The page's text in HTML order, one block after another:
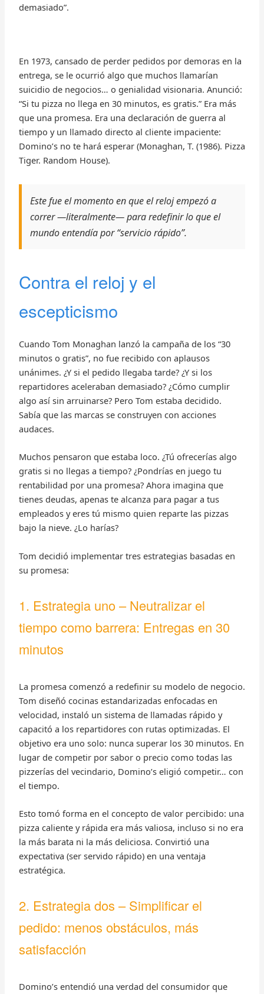
demasiado”.
En 1973, cansado de perder pedidos por demoras en la
entrega, se le ocurrió algo que muchos llamarían
suicidio de negocios… o genialidad visionaria. Anunció:
“Si tu pizza no llega en 30 minutos, es gratis.” Era más
que una promesa. Era una declaración de guerra al
tiempo y un llamado directo al cliente impaciente:
Domino’s no te hará esperar (Monaghan, T. (1986). Pizza
Tiger. Random House).
Este fue el momento en que el reloj empezó a
correr —literalmente— para redefinir lo que el
mundo entendía por “servicio rápido”.
Contra el reloj y el
escepticismo
Cuando Tom Monaghan lanzó la campaña de los “30
minutos o gratis”, no fue recibido con aplausos
unánimes. ¿Y si el pedido llegaba tarde? ¿Y si los
repartidores aceleraban demasiado? ¿Cómo cumplir
algo así sin arruinarse? Pero Tom estaba decidido.
Sabía que las marcas se construyen con acciones
audaces.
Muchos pensaron que estaba loco. ¿Tú ofrecerías algo
gratis si no llegas a tiempo? ¿Pondrías en juego tu
rentabilidad por una promesa? Ahora imagina que
tienes deudas, apenas te alcanza para pagar a tus
empleados y eres tú mismo quien reparte las pizzas
bajo la nieve. ¿Lo harías?
Tom decidió implementar tres estrategias basadas en
su promesa:
1. Estrategia uno – Neutralizar el
tiempo como barrera: Entregas en 30
minutos
La promesa comenzó a redefinir su modelo de negocio.
Tom diseñó cocinas estandarizadas enfocadas en
velocidad, instaló un sistema de llamadas rápido y
capacitó a los repartidores con rutas optimizadas. El
objetivo era uno solo: nunca superar los 30 minutos. En
lugar de competir por sabor o precio como todas las
pizzerías del vecindario, Domino’s eligió competir… con
el tiempo.
Esto tomó forma en el concepto de valor percibido: una
pizza caliente y rápida era más valiosa, incluso si no era
la más barata ni la más deliciosa. Convirtió una
expectativa (ser servido rápido) en una ventaja
estratégica.
2. Estrategia dos – Simplificar el
pedido: menos obstáculos, más
satisfacción
Domino’s entendió una verdad del consumidor que